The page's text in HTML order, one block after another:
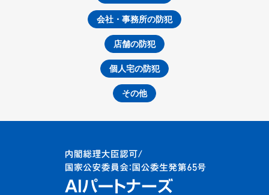
会社・事務所の防犯
店舗の防犯
個人宅の防犯
その他